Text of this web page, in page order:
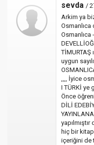
sevda /
Arkim ya
Osmanlıca
Osmanlıca
TİMURTAŞ
uygun
,,,, İyice
I TÜRKİ ye
Önce
DİLİ
hiç bir
içeriğini de